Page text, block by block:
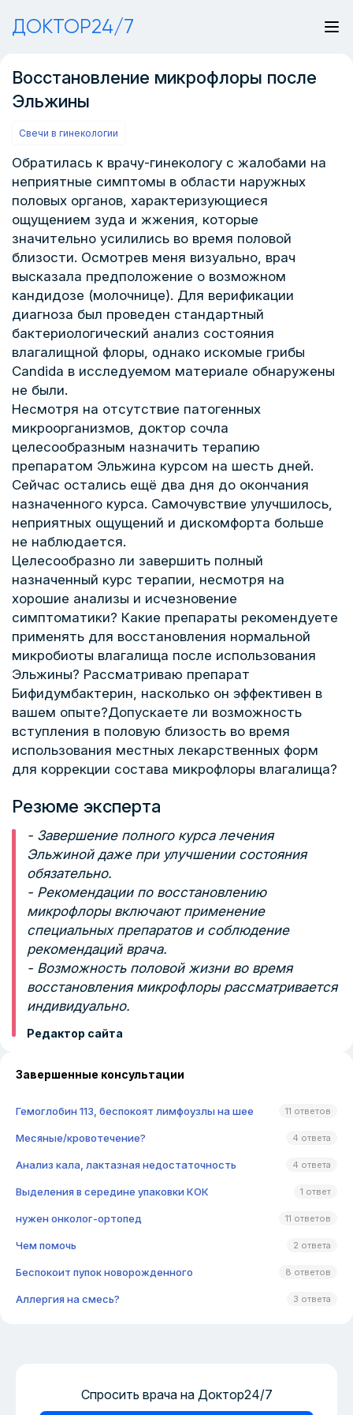
ДОКТОР24/7
Восстановление микрофлоры после
Эльжины
Свечи в гинекологии
Обратилась к врачу-гинекологу с жалобами на
неприятные симптомы в области наружных
половых органов, характеризующиеся
ощущением зуда и жжения, которые
значительно усилились во время половой
близости. Осмотрев меня визуально, врач
высказала предположение о возможном
кандидозе (молочнице). Для верификации
диагноза был проведен стандартный
бактериологический анализ состояния
влагалищной флоры, однако искомые грибы
Candida в исследуемом материале обнаружены
не были.
Несмотря на отсутствие патогенных
микроорганизмов, доктор сочла
целесообразным назначить терапию
препаратом Эльжина курсом на шесть дней.
Сейчас остались ещё два дня до окончания
назначенного курса. Самочувствие улучшилось,
неприятных ощущений и дискомфорта больше
не наблюдается.
Целесообразно ли завершить полный
назначенный курс терапии, несмотря на
хорошие анализы и исчезновение
симптоматики? Какие препараты рекомендуете
применять для восстановления нормальной
микробиоты влагалища после использования
Эльжины? Рассматриваю препарат
Бифидумбактерин, насколько он эффективен в
вашем опыте?Допускаете ли возможность
вступления в половую близость во время
использования местных лекарственных форм
для коррекции состава микрофлоры влагалища?
Резюме эксперта
- Завершение полного курса лечения
Эльжиной даже при улучшении состояния
обязательно.
- Рекомендации по восстановлению
микрофлоры включают применение
специальных препаратов и соблюдение
рекомендаций врача.
- Возможность половой жизни во время
восстановления микрофлоры рассматривается
индивидуально.
Редактор сайта
Завершенные консультации
Гемоглобин 113, беспокоят лимфоузлы на шее 11 ответов
Месяные/кровотечение? 4 ответа
Анализ кала, лактазная недостаточность 4 ответа
Выделения в середине упаковки КОК 1 ответ
нужен онколог-ортопед 11 ответов
Чем помочь 2 ответа
Беспокоит пупок новорожденного 8 ответов
Аллергия на смесь? 3 ответа
Спросить врача на Доктор24/7